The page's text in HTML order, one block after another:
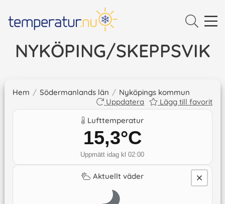
NYKÖPING/SKEPPSVIK
Hem / Södermanlands län / Nyköpings kommun
Uppdatera
Lägg till favorit
Lufttemperatur
15,3°C
Uppmätt idag kl 02:00
Aktuellt väder